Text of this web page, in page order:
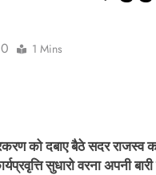
0 1 Mins
को दबाए बैठे सदर राजस्व
सुधारो वरना अपनी